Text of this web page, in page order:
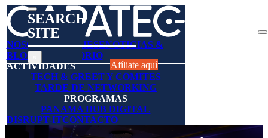
SEARCH
SITE
Search
NOSOTROSAFÍLIESENOTICIAS &
BLOGS
DIRECTORIO
ACTIVIDADES
TECH & GREET Y COMITES
TARDE DE NETWORKING
PROGRAMAS
PANAMA HUB DIGITAL
DISRUPT-ITCONTACTO
Afíliate aquí